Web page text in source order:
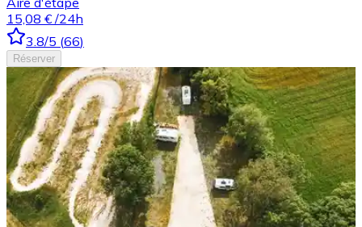
15,08 € /24h
3.8/5 (66)
Réserver